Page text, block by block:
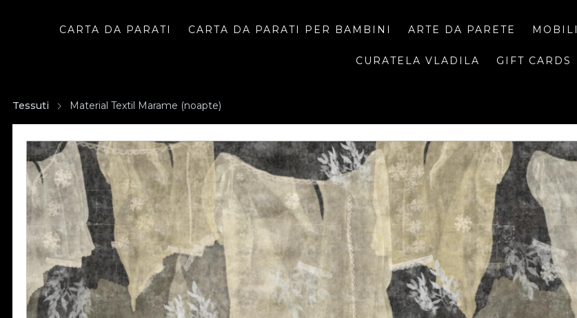
CARTA DA PARATI CARTA DA PARATI PER BAMBINI ARTE DA PARETE MOBILI
CURATELA VLADILA GIFT CARDS
Tessuti Material Textil Marame (noapte)